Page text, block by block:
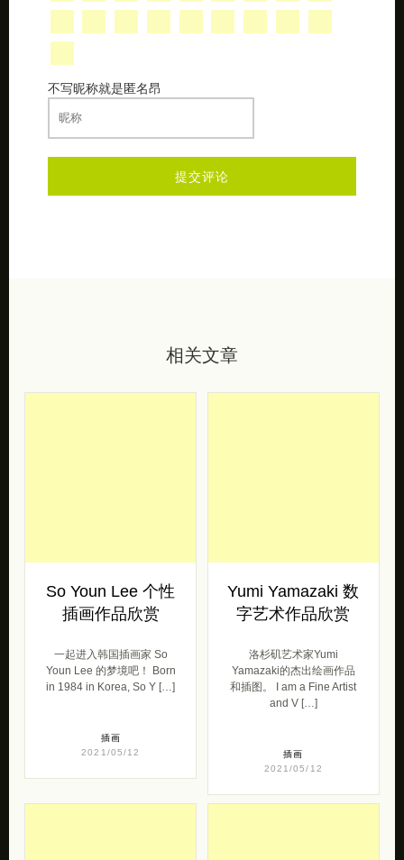
不写昵称就是匿名昂
相关文章
So Youn Lee 个性
插画作品欣赏
一起进入韩国插画家 So
Youn Lee 的梦境吧！ Born
in 1984 in Korea, So Y […]
插画
2021/05/12
Yumi Yamazaki 数
字艺术作品欣赏
洛杉矶艺术家Yumi
Yamazaki的杰出绘画作品
和插图。 I am a Fine Artist
and V […]
插画
2021/05/12